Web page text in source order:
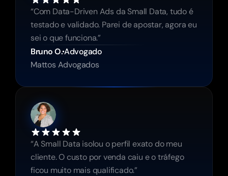
“Com Data-Driven Ads da Small Data, tudo é
testado e validado. Parei de apostar, agora eu
sei o que funciona.”
Bruno O.Advogado
Mattos Advogados
“A Small Data isolou o perfil exato do meu
cliente. O custo por venda caiu e o tráfego
ficou muito mais qualificado.”